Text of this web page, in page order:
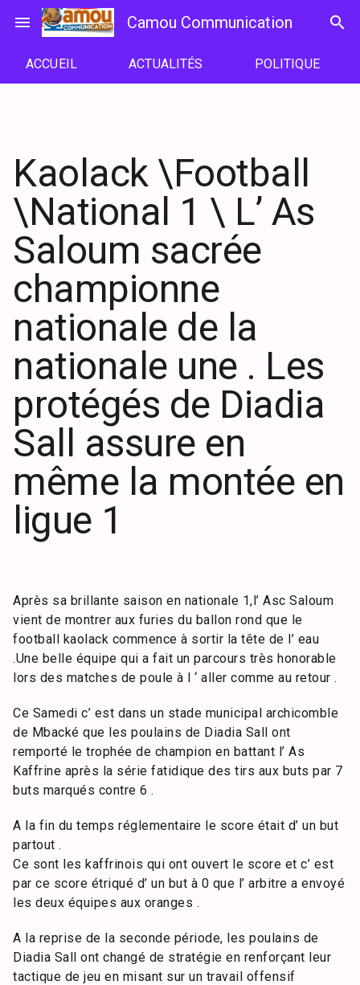
menu Camou Communication search
ACCUEIL ACTUALITÉS POLITIQUE
Kaolack \Football
\National 1 \ L’ As
Saloum sacrée
championne
nationale de la
nationale une . Les
protégés de Diadia
Sall assure en
même la montée en
ligue 1
Après sa brillante saison en nationale 1,l’ Asc Saloum
vient de montrer aux furies du ballon rond que le
football kaolack commence à sortir la tête de l’ eau
.Une belle équipe qui a fait un parcours très honorable
lors des matches de poule à l ‘ aller comme au retour .
Ce Samedi c’ est dans un stade municipal archicomble
de Mbacké que les poulains de Diadia Sall ont
remporté le trophée de champion en battant l’ As
Kaffrine après la série fatidique des tirs aux buts par 7
buts marqués contre 6 .
A la fin du temps réglementaire le score était d’ un but
partout .
Ce sont les kaffrinois qui ont ouvert le score et c’ est
par ce score étriqué d’ un but à 0 que l’ arbitre a envoyé
les deux équipes aux oranges .
A la reprise de la seconde période, les poulains de
Diadia Sall ont changé de stratégie en renforçant leur
tactique de jeu en misant sur un travail offensif